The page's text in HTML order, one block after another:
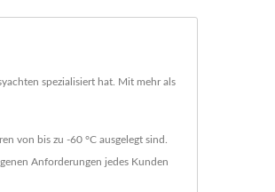
spezialisiert hat. Mit mehr als
von bis zu -60 °C ausgelegt sind.
Anforderungen jedes Kunden